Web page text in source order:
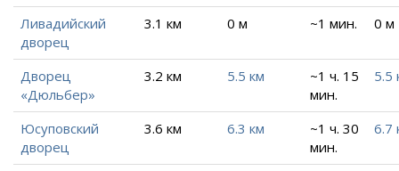
Ливадийский
дворец
3.1 км 0 м ~1 мин. 0 м
Дворец
«Дюльбер»
3.2 км 5.5 км
~1 ч. 15
мин.
5.5
Юсуповский
дворец
3.6 км 6.3 км
~1 ч. 30
мин.
6.7